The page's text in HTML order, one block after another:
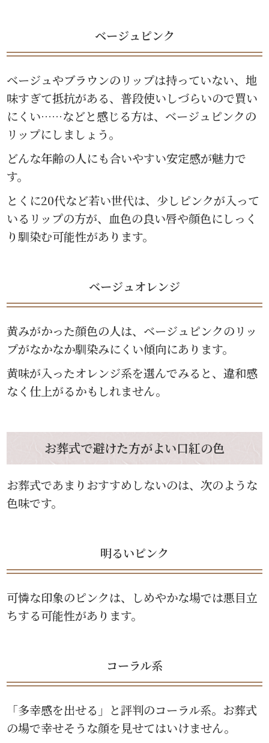
ベージュピンク
ベージュやブラウンのリップは持っていない、地
味すぎて抵抗がある、普段使いしづらいので買い
にくい……などと感じる方は、ベージュピンクの
リップにしましょう。
どんな年齢の人にも合いやすい安定感が魅力で
す。
とくに20代など若い世代は、少しピンクが入って
いるリップの方が、血色の良い唇や顔色にしっく
り馴染む可能性があります。
ベージュオレンジ
黄みがかった顔色の人は、ベージュピンクのリッ
プがなかなか馴染みにくい傾向にあります。
黄味が入ったオレンジ系を選んでみると、違和感
なく仕上がるかもしれません。
お葬式で避けた方がよい口紅の色
お葬式であまりおすすめしないのは、次のような
色味です。
明るいピンク
可憐な印象のピンクは、しめやかな場では悪目立
ちする可能性があります。
コーラル系
「多幸感を出せる」と評判のコーラル系。お葬式
の場で幸せそうな顔を見せてはいけません。